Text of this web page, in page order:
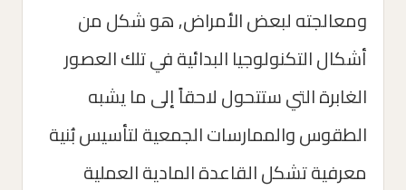
ومعالجته لبعض الأمراض, هو شكل من
أشكال التكنولوجيا البدائية في تلك العصور
الغابرة التي ستتحول لاحقاً إلى ما يشبه
الطقوس والممارسات الجمعية لتأسيس بُنية
معرفية تشكل القاعدة المادية العملية